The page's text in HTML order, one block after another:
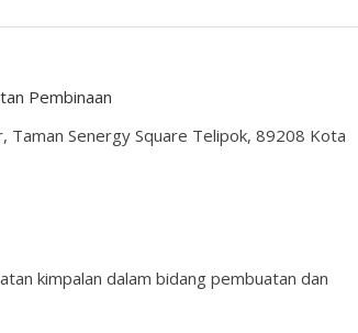
Pembinaan
Taman Senergy Square Telipok, 89208 Kota
kimpalan dalam bidang pembuatan dan